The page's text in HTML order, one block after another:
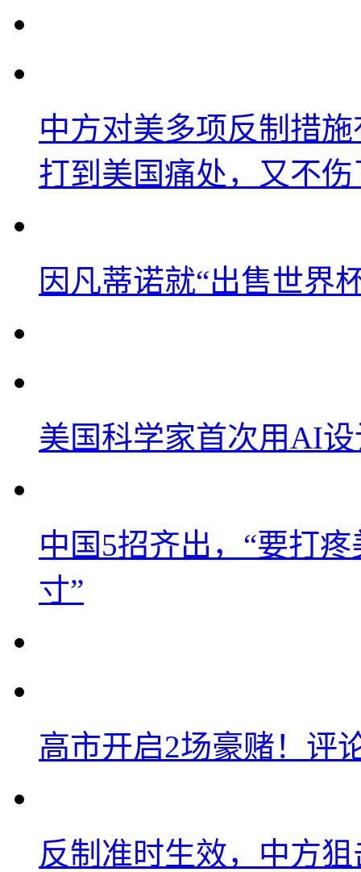
中方对美多项反制措
打到美国痛处，又不
因凡蒂诺就“出售世界
美国科学家首次用AI
中国5招齐出，“要打
寸”
高市开启2场豪赌！评
反制准时生效，中方